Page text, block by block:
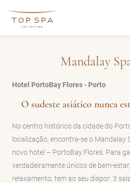
Mandalay
Hotel PortoBay Flores - Porto
O sudeste asiático nunca
No centro histórico da cidade do
localização, encontra-se o Mandalay
novo hotel – PortoBay Flores. Para
verdadeiramente únicos de bem-
relaxamento, tem ao seu dispor: 3